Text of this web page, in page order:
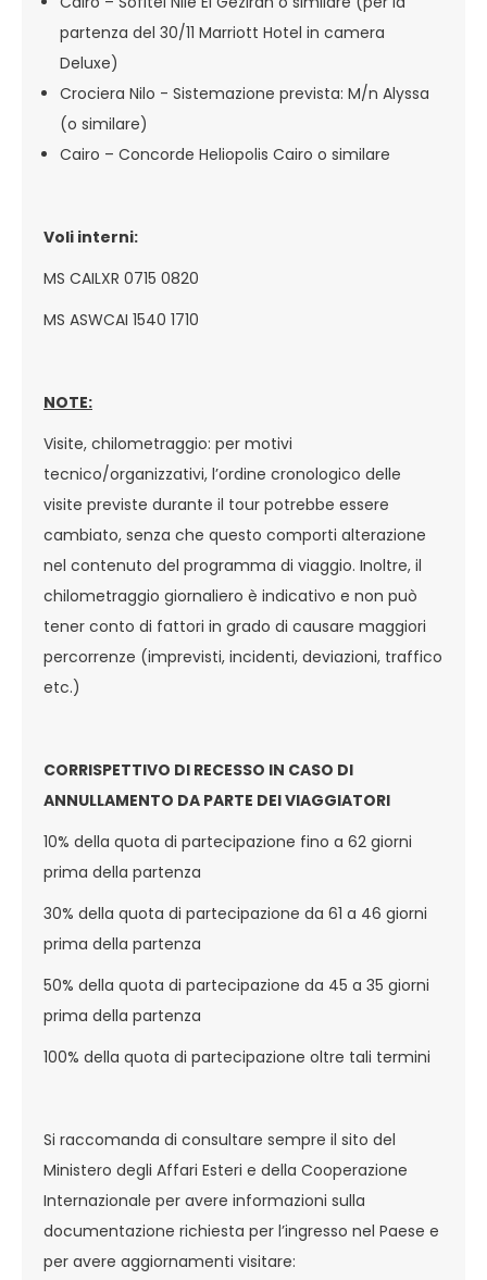
partenza del 30/11 Marriott Hotel in camera
Deluxe)
Crociera Nilo - Sistemazione prevista: M/n Alyssa
(o similare)
Cairo – Concorde Heliopolis Cairo o similare
Voli interni:
MS CAILXR 0715 0820
MS ASWCAI 1540 1710
NOTE:
Visite, chilometraggio: per motivi
tecnico/organizzativi, l’ordine cronologico delle
visite previste durante il tour potrebbe essere
cambiato, senza che questo comporti alterazione
nel contenuto del programma di viaggio. Inoltre, il
chilometraggio giornaliero è indicativo e non può
tener conto di fattori in grado di causare maggiori
percorrenze (imprevisti, incidenti, deviazioni, traffico
etc.)
CORRISPETTIVO DI RECESSO IN CASO DI
ANNULLAMENTO DA PARTE DEI VIAGGIATORI
10% della quota di partecipazione fino a 62 giorni
prima della partenza
30% della quota di partecipazione da 61 a 46 giorni
prima della partenza
50% della quota di partecipazione da 45 a 35 giorni
prima della partenza
100% della quota di partecipazione oltre tali termini
Si raccomanda di consultare sempre il sito del
Ministero degli Affari Esteri e della Cooperazione
Internazionale per avere informazioni sulla
documentazione richiesta per l’ingresso nel Paese e
per avere aggiornamenti visitare: